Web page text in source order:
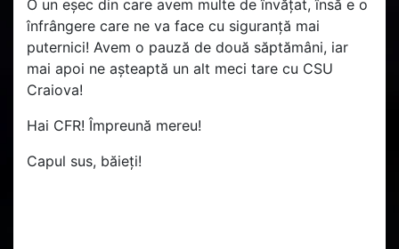
O un eșec din care avem multe de învățat, însă e o
înfrângere care ne va face cu siguranță mai
puternici! Avem o pauză de două săptămâni, iar
mai apoi ne așteaptă un alt meci tare cu CSU
Craiova!
Hai CFR! Împreună mereu!
Capul sus, băieți!